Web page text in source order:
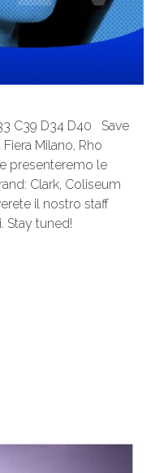
C39 D34 D40 Save
Milano, Rho
presenteremo le
Clark, Coliseum
il nostro staff
Stay tuned!